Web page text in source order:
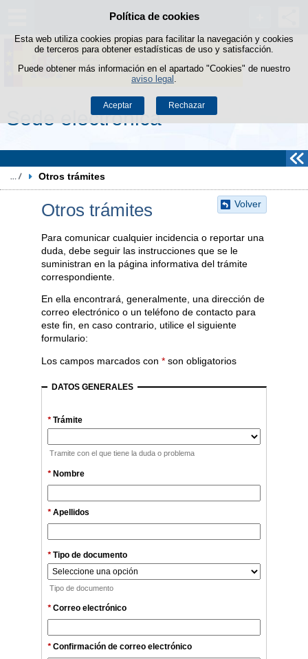
Política de cookies
Esta web utiliza cookies propias para facilitar la navegación y cookies
de terceros para obtener estadísticas de uso y satisfacción.
Puede obtener más información en el apartado "Cookies" de nuestro
aviso legal
Aceptar Rechazar
Saltar al contenido
Sede electrónica
Otros trámites
Volver
Otros trámites
Para comunicar cualquier incidencia o reportar una
duda, debe seguir las instrucciones que se le
suministran en la página informativa del trámite
correspondiente.
En ella encontrará, generalmente, una dirección de
correo electrónico o un teléfono de contacto para
este fin, en caso contrario, utilice el siguiente
formulario:
Los campos marcados con * son obligatorios
DATOS GENERALES
* Trámite
Tramite con el que tiene la duda o problema
* Nombre
* Apellidos
* Tipo de documento
Tipo de documento
* Correo electrónico
* Confirmación de correo electrónico